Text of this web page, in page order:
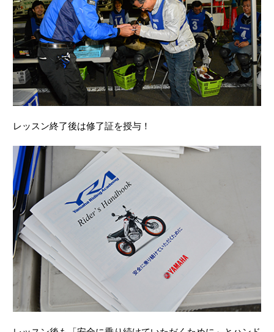
レッスン終了後は修了証を授与！